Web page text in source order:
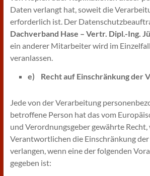
Daten verlangt hat, soweit die
erforderlich ist. Der
Dachverband Hase – Vertr. Dipl.-Ing.
ein anderer Mitarbeiter wird im
veranlassen.
e) Recht auf Einschränkung der
Jede von der Verarbeitung
betroffene Person hat das vom
und Verordnungsgeber gewährte Recht,
Verantwortlichen die Einschränkung
verlangen, wenn eine der folgenden
gegeben ist: